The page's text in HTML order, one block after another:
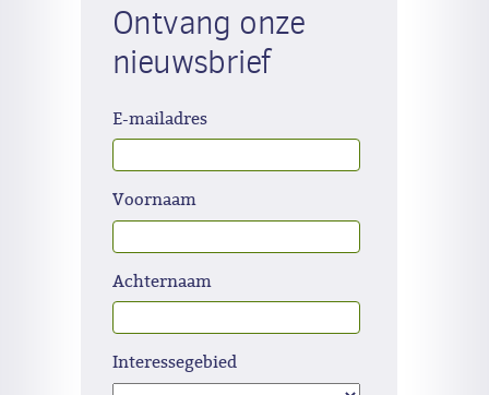
Ontvang onze
nieuwsbrief
E-mailadres
Voornaam
Achternaam
Interessegebied